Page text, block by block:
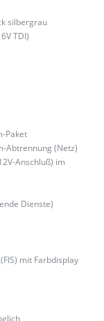
silbergrau
TDI)
Paket
Abtrennung (Netz)
Anschluß) im
Dienste)
mit Farbdisplay